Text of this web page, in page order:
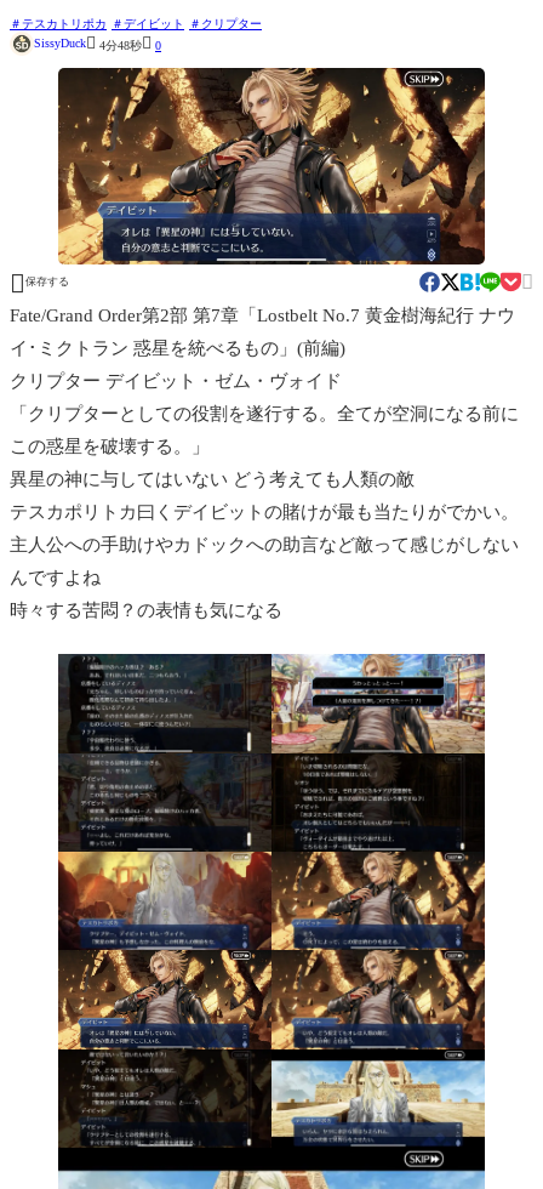
テスカトリポカ デイビット
クリプター
SissyDuck 4分48秒 0
 保存する 
Fate/Grand Order第2部 第7章「Lostbelt No.7 黄金樹海紀行 ナウ
イ･ミクトラン 惑星を統べるもの」(前編)
クリプター デイビット・ゼム・ヴォイド
「クリプターとしての役割を遂行する。全てが空洞になる前に
この惑星を破壊する。」
異星の神に与してはいない どう考えても人類の敵
テスカポリトカ曰くデイビットの賭けが最も当たりがでかい。
主人公への手助けやカドックへの助言など敵って感じがしない
んですよね
時々する苦悶？の表情も気になる